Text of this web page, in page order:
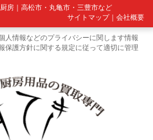
房｜高松市・丸亀市・三豊市など
サイトマップ｜ 会社概要
人情報などのプライバシーに関します情報
保護方針に関する規定に従って適切に管理